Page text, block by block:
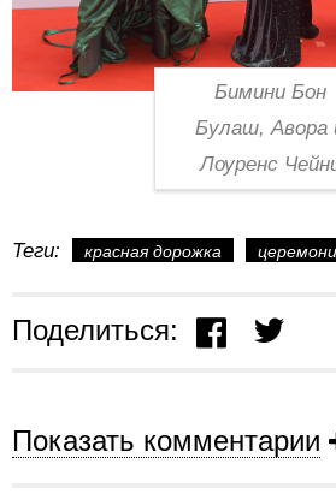
Бимини Бон
Булаш, Авора
Лоуренс
Теги: красная дорожка
Поделиться:
Показать комментарии